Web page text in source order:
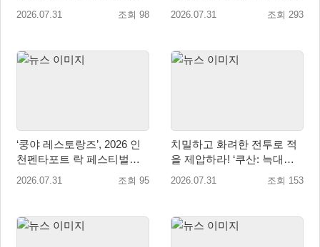
스포츠 새 지평 열다
2026.07.31 조회 98
10월 출시 확정… 대표 일러
2026.07.31 조회 293
‘쿵야 레스토랑즈’, 2026 인
천펜타포트 락 페스티벌서
굿즈·키즈존 운영
2026.07.31 조회 95
치밀하고 화려한 전투로 적
을 제압하라! ‘쿠산: 늑대들
의 도시’, 오늘 정식 출시
2026.07.31 조회 153